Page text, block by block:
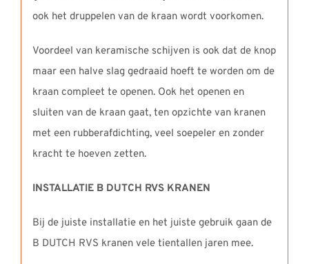
ook het druppelen van de kraan wordt voorkomen.
Voordeel van keramische schijven is ook dat de knop
maar een halve slag gedraaid hoeft te worden om de
kraan compleet te openen. Ook het openen en
sluiten van de kraan gaat, ten opzichte van kranen
met een rubberafdichting, veel soepeler en zonder
kracht te hoeven zetten.
INSTALLATIE B DUTCH RVS KRANEN
Bij de juiste installatie en het juiste gebruik gaan de
B DUTCH RVS kranen vele tientallen jaren mee.